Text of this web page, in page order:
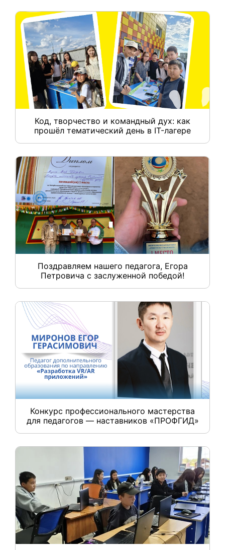
Код, творчество и командный дух: как
прошёл тематический день в IT-лагере
Поздравляем нашего педагога, Егора
Петровича с заслуженной победой!
Конкурс профессионального мастерства
для педагогов — наставников «ПРОФГИД»